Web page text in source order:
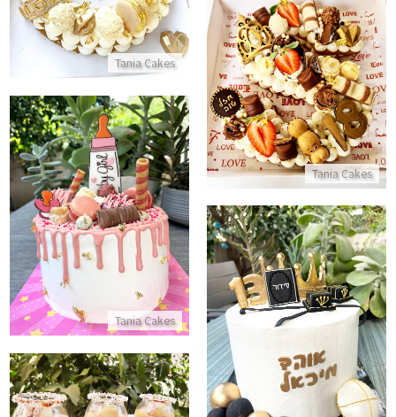
Tania Cakes
Tania Cakes
עוגת האותיות
התקשר/י
Tania Cakes
עוגה מעוצבת לבריתה
התקשר/י
עוגת בר מצווה מעוצבת
התקשר/י
קינוחי כוסות אלפחורס